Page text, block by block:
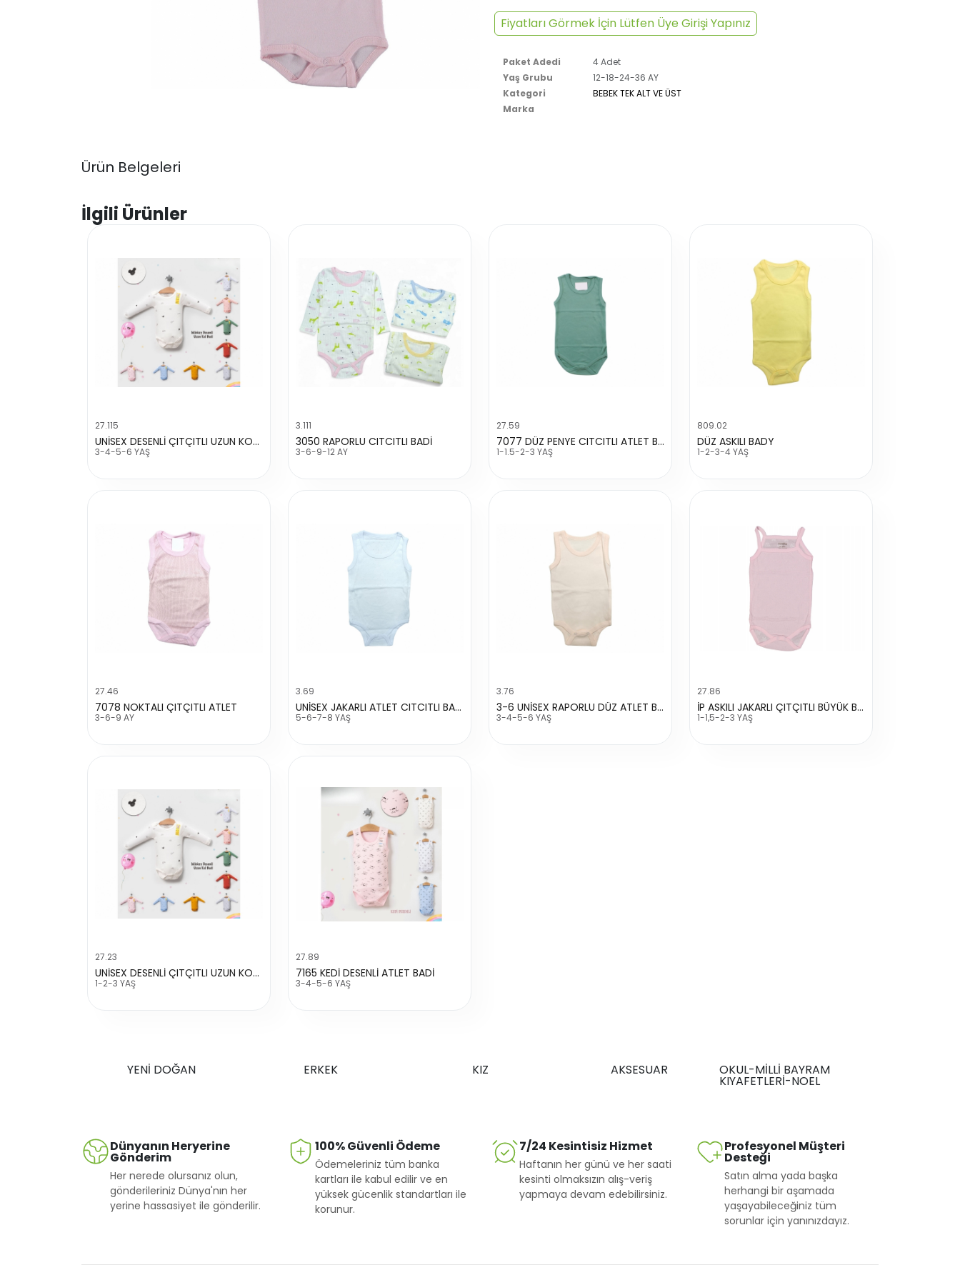
Fiyatları Görmek İçin Lütfen Üye Girişi Yapınız
Paket Adedi
4 Adet
Yaş Grubu
12-18-24-36 AY
Kategori
BEBEK TEK ALT VE ÜST
Marka
Ürün Belgeleri
İlgili Ürünler
27.115
UNİSEX DESENLİ ÇITÇITLI UZUN KOL BADİ
3-4-5-6 YAŞ
3.111
3050 RAPORLU CITCITLI BADİ
3-6-9-12 AY
27.59
7077 DÜZ PENYE CITCITLI ATLET BUYUK
1-1.5-2-3 YAŞ
809.02
DÜZ ASKILI BADY
1-2-3-4 YAŞ
27.46
7078 NOKTALI ÇITÇITLI ATLET
3-6-9 AY
3.69
UNİSEX JAKARLI ATLET CITCITLI BADİ
5-6-7-8 YAŞ
3.76
3-6 UNİSEX RAPORLU DÜZ ATLET BADİ
3-4-5-6 YAŞ
27.86
İP ASKILI JAKARLI ÇITÇITLI BÜYÜK BADİ
1-1,5-2-3 YAŞ
27.23
UNİSEX DESENLİ ÇITÇITLI UZUN KOL BADİ
1-2-3 YAŞ
27.89
7165 KEDİ DESENLİ ATLET BADİ
3-4-5-6 YAŞ
YENİ DOĞAN ERKEK KIZ AKSESUAR OKUL-MİLLİ BAYRAM
KIYAFETLERİ-NOEL
Dünyanın Heryerine
Gönderim
Her nerede olursanız olun,
gönderileriniz Dünya'nın her
yerine hassasiyet ile gönderilir.
100% Güvenli Ödeme
Ödemeleriniz tüm banka
kartları ile kabul edilir ve en
yüksek gücenlik standartları ile
korunur.
7/24 Kesintisiz Hizmet
Haftanın her günü ve her saati
kesinti olmaksızın alış-veriş
yapmaya devam edebilirsiniz.
Profesyonel Müşteri
Desteği
Satın alma yada başka
herhangi bir aşamada
yaşayabileceğiniz tüm
sorunlar için yanınızdayız.